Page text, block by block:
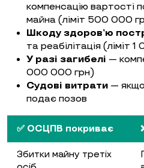
компенсацію вартості
майна (ліміт 500 000
Шкоду здоров’ю
та реабілітація (ліміт
У разі загибелі —
000 000 грн)
Судові витрати —
подає позов
✅ ОСЦПВ покриває
Збитки майну третіх